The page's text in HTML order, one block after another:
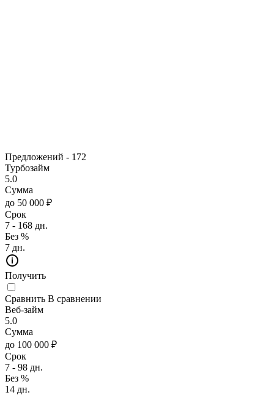
Предложений - 172
Турбозайм
5.0
Сумма
до 50 000 ₽
Срок
7 - 168 дн.
Без %
7 дн.
Получить
Сравнить В сравнении
Веб-займ
5.0
Сумма
до 100 000 ₽
Срок
7 - 98 дн.
Без %
14 дн.